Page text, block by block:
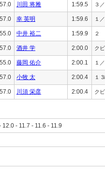
57.0 川田 将雅 1:59.5 ３
57.0 幸 英明 1:59.6 １
55.0 中井 裕二 1:59.9 ２
57.0 酒井 学 2:00.0 クビ
55.0 藤岡 佑介 2:00.1 １
57.0 小牧 太 2:00.4 １
57.0 川須 栄彦 2:00.4 クビ
- 11.7 - 11.6 - 11.9